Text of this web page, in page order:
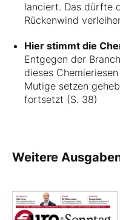
lanciert. Das dürfte
Rückenwind
Hier stimmt die
Entgegen der
dieses
Mutige setzen
fortsetzt (S. 38)
Weitere